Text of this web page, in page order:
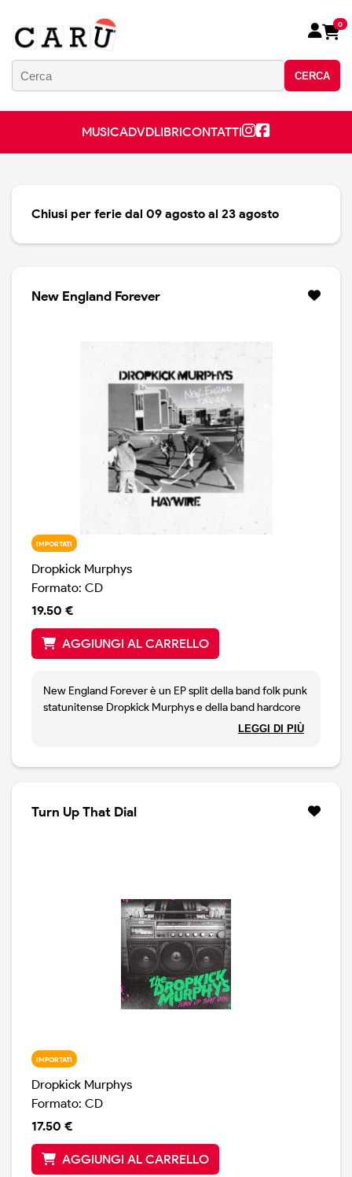
CERCA
0
MUSICADVDLIBRICONTATTI
Chiusi per ferie dal 09 agosto al 23 agosto
New England Forever
IMPORTATI
Dropkick Murphys
Formato: CD
19.50 €
AGGIUNGI AL CARRELLO
New England Forever è un EP split della band folk punk
statunitense Dropkick Murphys e della band hardcore
punk di Boston Haywire. L'EP presenta otto canzoni.
LEGGI DI PIÙ
Turn Up That Dial
IMPORTATI
Dropkick Murphys
Formato: CD
17.50 €
AGGIUNGI AL CARRELLO